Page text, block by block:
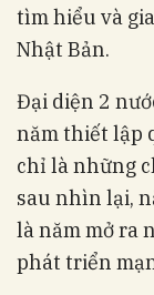
tìm hiểu và
Nhật Bản.
Đại diện 2
năm thiết lập
chỉ là những
sau nhìn lại,
là năm mở ra
phát triển